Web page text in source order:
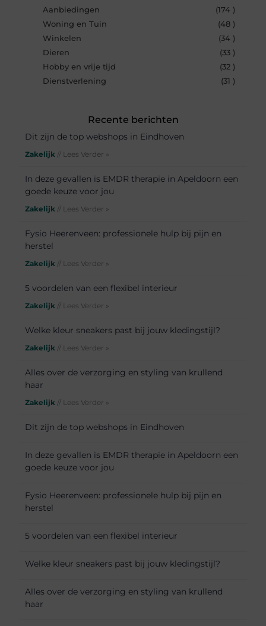
Aanbiedingen
(174 )
Woning en Tuin
(48 )
Winkelen
(34 )
Dieren
(33 )
Hobby en vrije tijd
(32 )
Dienstverlening
(31 )
Recente berichten
Dit zijn de top webshops in Eindhoven
Zakelijk // Lees Verder »
In deze gevallen is EMDR therapie in Apeldoorn een
goede keuze voor jou
Zakelijk // Lees Verder »
Fysio Heerenveen: professionele hulp bij pijn en
herstel
Zakelijk // Lees Verder »
5 voordelen van een flexibel interieur
Zakelijk // Lees Verder »
Welke kleur sneakers past bij jouw kledingstijl?
Zakelijk // Lees Verder »
Alles over de verzorging en styling van krullend
haar
Zakelijk // Lees Verder »
Dit zijn de top webshops in Eindhoven
In deze gevallen is EMDR therapie in Apeldoorn een
goede keuze voor jou
Fysio Heerenveen: professionele hulp bij pijn en
herstel
5 voordelen van een flexibel interieur
Welke kleur sneakers past bij jouw kledingstijl?
Alles over de verzorging en styling van krullend
haar